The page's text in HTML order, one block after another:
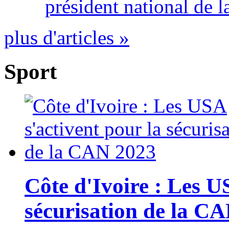
président national de
plus d'articles »
Sport
Côte d'Ivoire : Les
sécurisation de la